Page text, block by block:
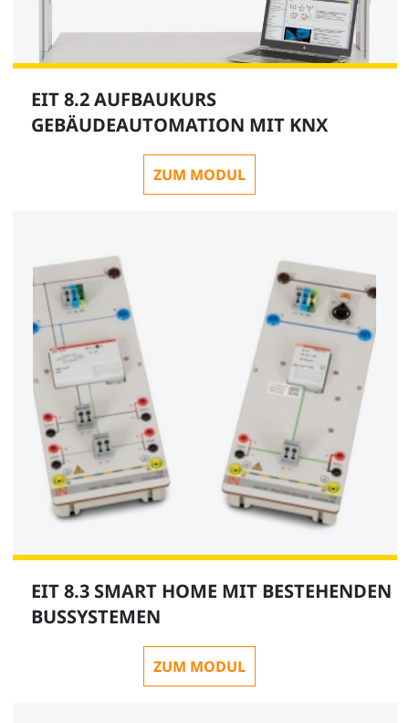
EIT 8.2 AUFBAUKURS
GEBÄUDEAUTOMATION MIT KNX
ZUM MODUL
EIT 8.3 SMART HOME MIT BESTEHENDEN
BUSSYSTEMEN
ZUM MODUL